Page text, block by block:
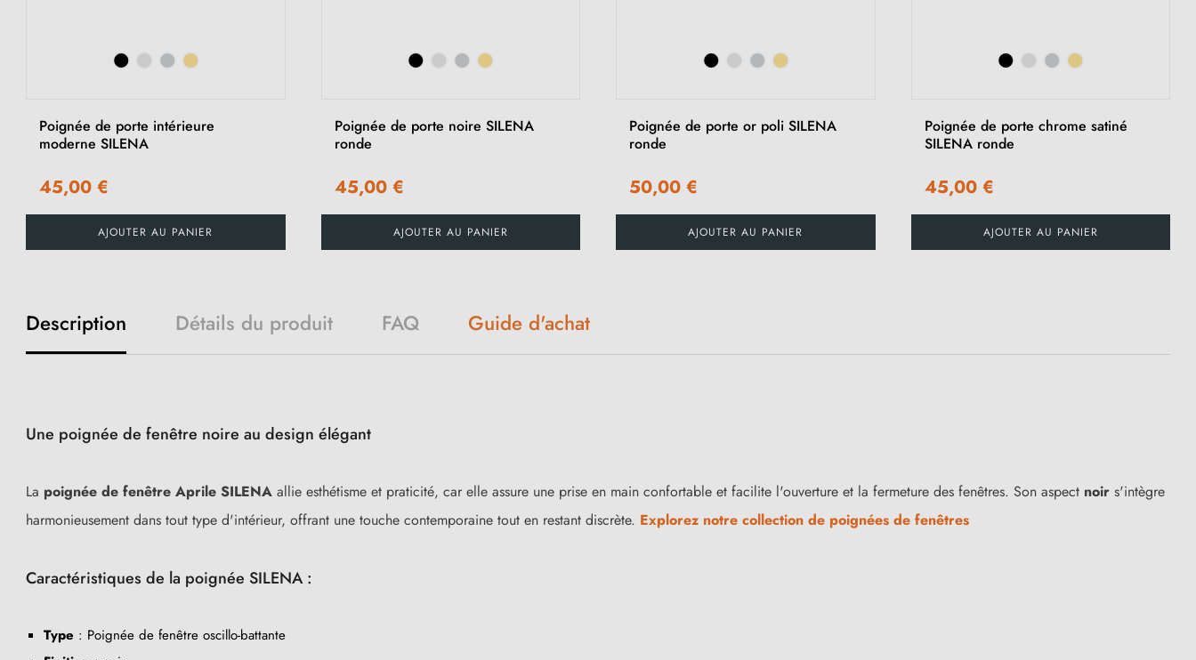
Poignée de porte intérieure
moderne SILENA
45,00 €
AJOUTER AU PANIER
Poignée de porte noire SILENA
ronde
45,00 €
AJOUTER AU PANIER
Poignée de porte or poli SILENA
ronde
50,00 €
AJOUTER AU PANIER
Poignée de porte chrome satiné
SILENA ronde
45,00 €
AJOUTER AU PANIER
Description Détails du produit FAQ Guide d'achat
Une poignée de fenêtre noire au design élégant
La poignée de fenêtre Aprile SILENA allie esthétisme et praticité, car elle assure une prise en main confortable et facilite l'ouverture et la fermeture des fenêtres. Son aspect noir s'intègre
harmonieusement dans tout type d'intérieur, offrant une touche contemporaine tout en restant discrète. Explorez notre collection de poignées de fenêtres
Caractéristiques de la poignée SILENA :
Type : Poignée de fenêtre oscillo-battante